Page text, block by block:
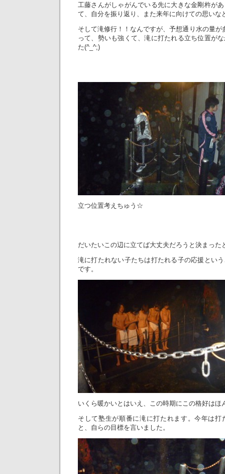
工藤さんがしゃがんでいる先に大きな金剛杵が
て、自分を振り返り、また来年に向けての思いな
そして滝修行！！なんですが、予想通り水の量が
って、勢いも強くて、滝に打たれる立ち位置が
た(^_^;)
立つ位置考えちゅう☆
だいたいこの辺に立てば大丈夫だろうと決まった
滝に打たれない子たちは打たれる子の応援とい
です。
いくら暖かいとはいえ、この時期にこの格好はほ
そして塾生が順番に滝に打たれます。今年は打
と、自らの目標を言いました。